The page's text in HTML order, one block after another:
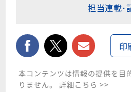
担当連載･
facebooktwitter メー
印
本コンテンツは情報の提供を目
りません。 詳細こちら >>